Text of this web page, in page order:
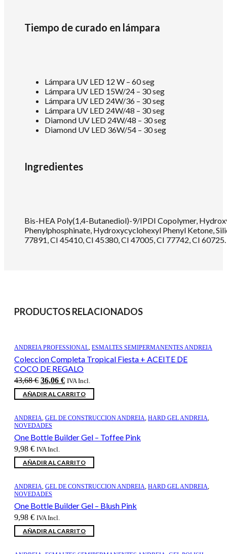
Tiempo de curado en lámpara
Lámpara UV LED 12 W – 60 seg
Lámpara UV LED 15W/24 – 30 seg
Lámpara UV LED 24W/36 – 30 seg
Lámpara UV LED 24W/48 – 30 seg
Diamond UV LED 24W/48 – 30 seg
Diamond UV LED 36W/54 – 30 seg
Ingredientes
Bis-HEA Poly(1,4-Butanediol)-9/IPDI Copolymer,
Phenylphosphinate, Hydroxycyclohexyl Phenyl Ketone,
77891, CI 45410, CI 45380, CI 47005, CI 77742, CI 60725.
PRODUCTOS RELACIONADOS
ANDREIA PROFESSIONAL, ESMALTES SEMIPERMANENTES ANDREIA
Coleccion Completa Tropical Fiesta + ACEITE DE
COCO DE REGALO
43,68€ El
precio
original
43,68 €.
36,06 €El
precio
actual
36,06 €.
IVA Incl.
AÑADIR AL CARRITO
ANDREIA, GEL DE CONSTRUCCION ANDREIA, HARD GEL ANDREIA,
NOVEDADES
One Bottle Builder Gel – Toffee Pink
9,98 € IVA Incl.
AÑADIR AL CARRITO
ANDREIA, GEL DE CONSTRUCCION ANDREIA, HARD GEL ANDREIA,
NOVEDADES
One Bottle Builder Gel – Blush Pink
9,98 € IVA Incl.
AÑADIR AL CARRITO